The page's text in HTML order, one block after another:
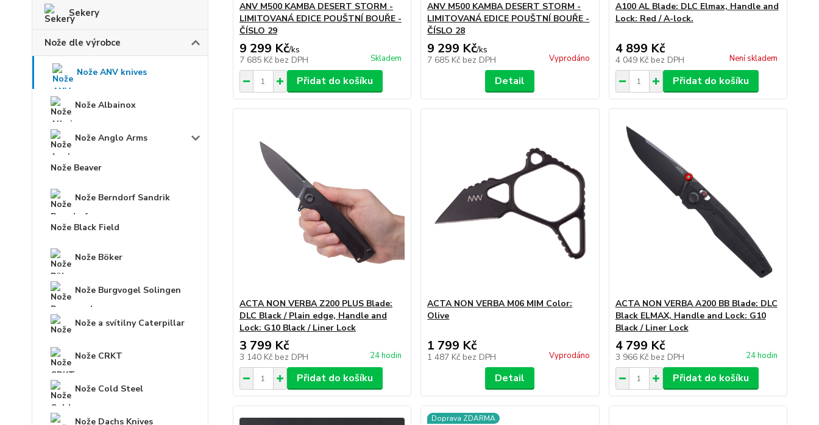
Sekery
Nože dle výrobce
Nože ANV knives
Nože Albainox
Nože Anglo Arms
Nože Beaver
Nože Berndorf Sandrik
Nože Black Field
Nože Böker
Nože Burgvogel Solingen
Nože a svítilny Caterpillar
Nože CRKT
Nože Cold Steel
Nože Dachs Knives
ANV M500 KAMBA DESERT STORM -
LIMITOVANÁ EDICE POUŠTNÍ BOUŘE -
ČÍSLO 29
9 299 Kč/ks
7 685 Kč bez DPH Skladem
Přidat do košíku
ANV M500 KAMBA DESERT STORM -
LIMITOVANÁ EDICE POUŠTNÍ BOUŘE -
ČÍSLO 28
9 299 Kč/ks
7 685 Kč bez DPH Vyprodáno
Detail
A100 AL Blade: DLC Elmax, Handle and
Lock: Red / A-lock.
4 899 Kč
4 049 Kč bez DPH Není skladem
Přidat do košíku
ACTA NON VERBA Z200 PLUS Blade:
DLC Black / Plain edge, Handle and
Lock: G10 Black / Liner Lock
3 799 Kč
3 140 Kč bez DPH 24 hodin
Přidat do košíku
ACTA NON VERBA M06 MIM Color:
Olive
1 799 Kč
1 487 Kč bez DPH Vyprodáno
Detail
ACTA NON VERBA A200 BB Blade: DLC
Black ELMAX, Handle and Lock: G10
Black / Liner Lock
4 799 Kč
3 966 Kč bez DPH 24 hodin
Přidat do košíku
Doprava ZDARMA